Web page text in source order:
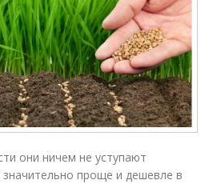
они ничем не уступают
проще и дешевле в